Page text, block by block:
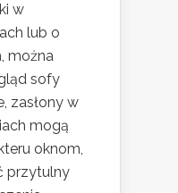
w
lub o
można
sofy
zasłony w
mogą
oknom,
przytulny